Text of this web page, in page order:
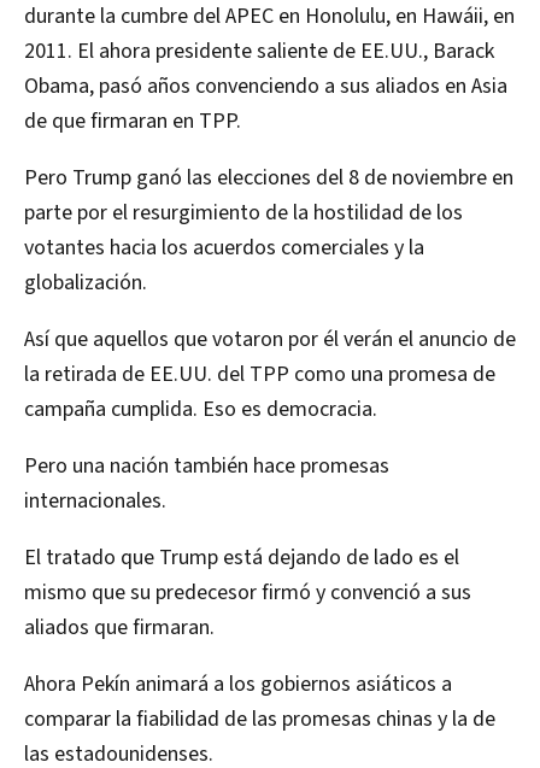
durante la cumbre del APEC en Honolulu, en Hawáii, en
2011. El ahora presidente saliente de EE.UU., Barack
Obama, pasó años convenciendo a sus aliados en Asia
de que firmaran en TPP.
Pero Trump ganó las elecciones del 8 de noviembre en
parte por el resurgimiento de la hostilidad de los
votantes hacia los acuerdos comerciales y la
globalización.
Así que aquellos que votaron por él verán el anuncio de
la retirada de EE.UU. del TPP como una promesa de
campaña cumplida. Eso es democracia.
Pero una nación también hace promesas
internacionales.
El tratado que Trump está dejando de lado es el
mismo que su predecesor firmó y convenció a sus
aliados que firmaran.
Ahora Pekín animará a los gobiernos asiáticos a
comparar la fiabilidad de las promesas chinas y la de
las estadounidenses.